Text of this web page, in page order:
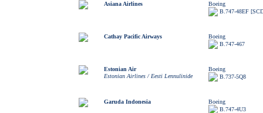
Asiana Airlines
Boeing
B.747-48EF
Cathay Pacific Airways
Boeing
B.747-467
Estonian Air
Estonian Airlines / Eesti Lennulinide
Boeing
B.737-5Q8
Garuda Indonesia
Boeing
B.747-4U3